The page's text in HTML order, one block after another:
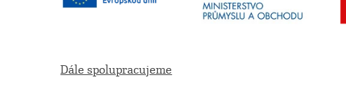
Dále spolupracujeme